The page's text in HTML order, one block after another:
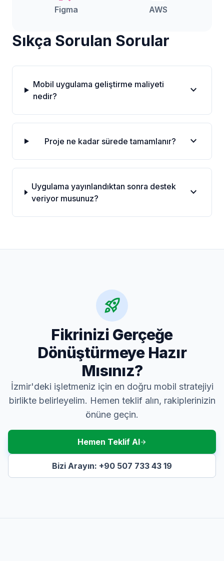
Figma AWS
Sıkça Sorulan Sorular
Mobil uygulama geliştirme maliyeti
nedir?
expand_more
Proje ne kadar sürede tamamlanır? expand_more
Uygulama yayınlandıktan sonra destek
veriyor musunuz?
expand_more
rocket_launch
Fikrinizi Gerçeğe
Dönüştürmeye Hazır
Mısınız?
İzmir'deki işletmeniz için en doğru mobil stratejiyi
birlikte belirleyelim. Hemen teklif alın, rakiplerinizin
önüne geçin.
Hemen Teklif Alarrow_forward
Bizi Arayın: +90 507 733 43 19